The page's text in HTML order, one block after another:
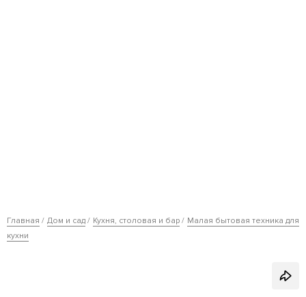
Главная Дом и сад Кухня, столовая и бар
Малая бытовая техника для
кухни